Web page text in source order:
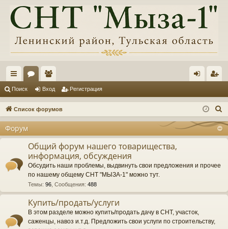
с
ы
и
ум
ол
ьз
ат
ел
и
д ис
ац
Поиск Вход Регистрация
Список форумов
Форум
Общий форум нашего товарищества,
информация, обсуждения
Обсудить наши проблемы, выдвинуть свои предложения и прочее
по нашему общему СНТ "МЫЗА-1" можно тут.
Темы: 96 Сообщения: 488
Купить/продать/услуги
В этом разделе можно купить/продать дачу в СНТ, участок,
саженцы, навоз и.т.д. Предложить свои услуги по строительству,